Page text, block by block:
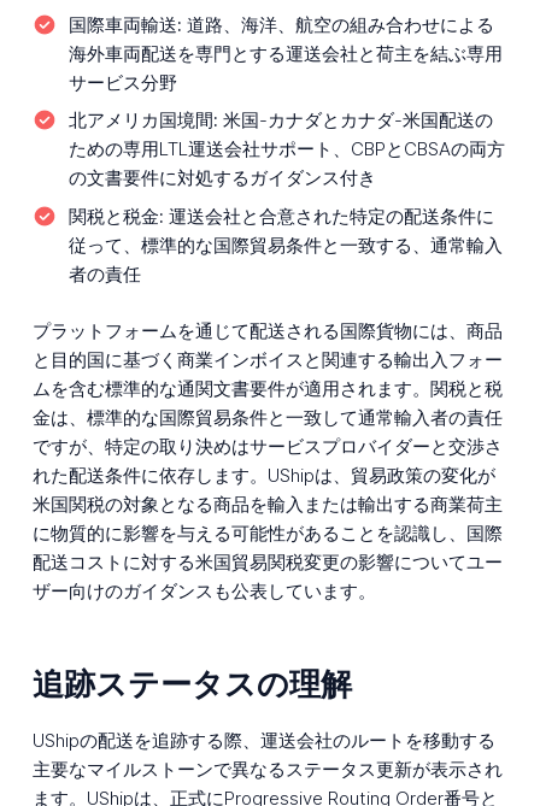
国際車両輸送: 道路、海洋、航空の組み合わせによる
海外車両配送を専門とする運送会社と荷主を結ぶ専用
サービス分野
北アメリカ国境間: 米国-カナダとカナダ-米国配送の
ための専用LTL運送会社サポート、CBPとCBSAの両方
の文書要件に対処するガイダンス付き
関税と税金: 運送会社と合意された特定の配送条件に
従って、標準的な国際貿易条件と一致する、通常輸入
者の責任
プラットフォームを通じて配送される国際貨物には、商品
と目的国に基づく商業インボイスと関連する輸出入フォー
ムを含む標準的な通関文書要件が適用されます。関税と税
金は、標準的な国際貿易条件と一致して通常輸入者の責任
ですが、特定の取り決めはサービスプロバイダーと交渉さ
れた配送条件に依存します。UShipは、貿易政策の変化が
米国関税の対象となる商品を輸入または輸出する商業荷主
に物質的に影響を与える可能性があることを認識し、国際
配送コストに対する米国貿易関税変更の影響についてユー
ザー向けのガイダンスも公表しています。
追跡ステータスの理解
UShipの配送を追跡する際、運送会社のルートを移動する
主要なマイルストーンで異なるステータス更新が表示され
ます。UShipは、正式にProgressive Routing Order番号と